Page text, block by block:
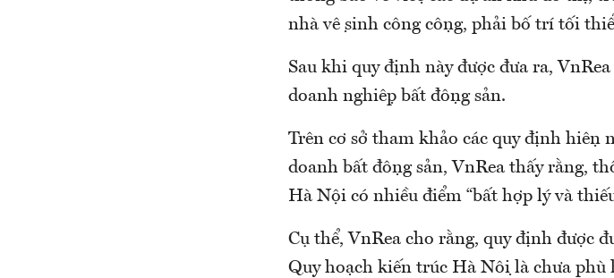
nhà vệ sinh công cộng, phải bố trí tối
Sau khi quy định này được đưa ra,
doanh nghiệp bất động sản.
Trên cơ sở tham khảo các quy định hiện
doanh bất động sản, VnRea thấy rằng,
Hà Nội có nhiều điểm “bất hợp lý và
Cụ thể, VnRea cho rằng, quy định được
Quy hoạch kiến trúc Hà Nội là chưa